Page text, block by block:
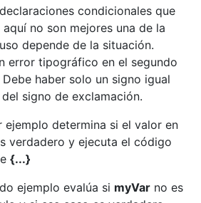
condicionales que
aquí no son mejores una de la
depende de la situación.
error tipográfico en el segundo
haber solo un signo igual
signo de exclamación.
ejemplo determina si el valor en
verdadero y ejecuta el código
{...}
ejemplo evalúa si myVar no es